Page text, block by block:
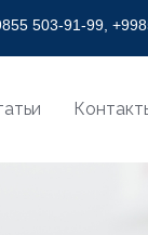
503-91-99,